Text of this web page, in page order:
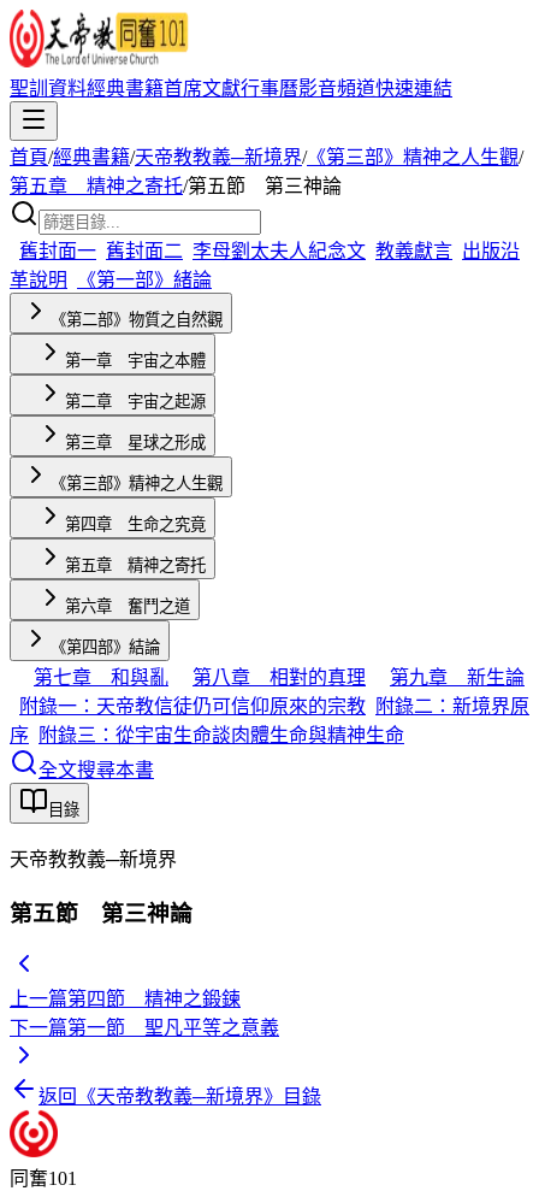
聖訓資料經典書籍首席文獻行事曆影音頻道快速連結
首頁/經典書籍/天帝教教義─新境界/《第三部》精神之人生觀/
第五章 精神之寄托/第五節 第三神論
舊封面一 舊封面二 李母劉太夫人紀念文 教義獻言 出版沿
革說明
《第一部》緒論
《第二部》物質之自然觀
第一章 宇宙之本體
第二章 宇宙之起源
第三章 星球之形成
《第三部》精神之人生觀
第四章 生命之究竟
第五章 精神之寄托
第六章 奮鬥之道
《第四部》結論
第七章 和與亂 第八章 相對的真理
第九章 新生論
附錄一：天帝教信徒仍可信仰原來的宗教
附錄二：新境界原
序
附錄三：從宇宙生命談肉體生命與精神生命
全文搜尋本書
目錄
天帝教教義─新境界
第五節 第三神論
上一篇第四節 精神之鍛鍊
下一篇第一節 聖凡平等之意義
返回《天帝教教義─新境界》目錄
同奮101